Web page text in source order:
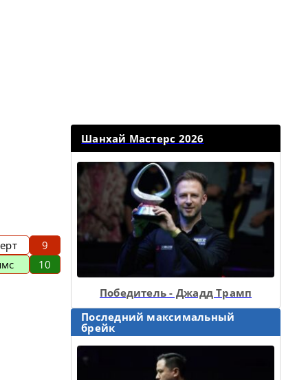
9
10
Шанхай Мастерс 2026
Победитель - Джадд Трамп
Последний максимальный
брейк